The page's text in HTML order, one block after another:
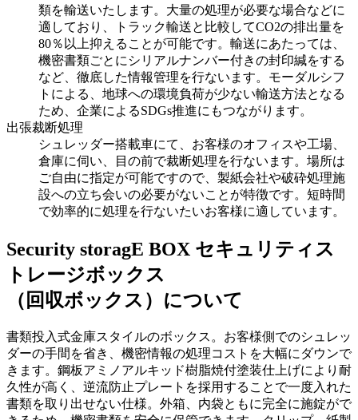
類を輸送いたします。大量の処理が必要な場合などに
適しており、トラック輸送と比較してCO2の排出量を
80％以上抑えることが可能です。輸送にあたっては、
機密書類ごとにシリアルナンバー付きの封印緘をする
など、徹底した情報管理を行ないます。モーダルシフ
トによる、地球への環境負荷が少ない輸送方法となる
ため、企業によるSDGs推進にもつながります。
出張裁断処理
シュレッダー搭載車にて、お客様のオフィスや工場、
倉庫に伺い、目の前で裁断処理を行ないます。場所は
ご自由に指定が可能ですので、製紙会社や破砕処理施
設への立ち会いの必要がないことが特徴です。短時間
で効率的に処理を行ないたいお客様に適しています。
Security storagE BOX セキュリティス
トレージボックス
（回収ボックス）について
書類投入式金庫スタイルのボックス。お客様側でのシュレッ
ダーの手間を省き、機密情報の処理コストを大幅にダウンで
きます。鋼板アミノアルキッド樹脂焼付塗装仕上げにより耐
久性が高く、逆流防止プレートを採用することで一度入れた
書類を取り出せない仕様。外箱、内袋ともに完全に施錠がで